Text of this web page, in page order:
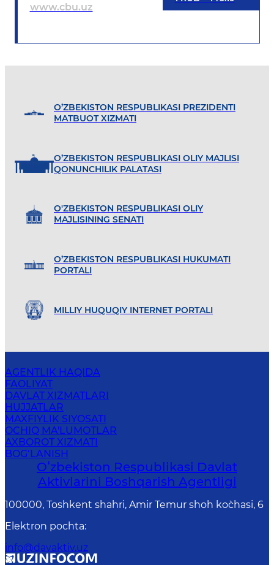
www.cbu.uz
O’ZBEKISTON RESPUBLIKASI PREZIDENTI
MATBUOT XIZMATI
O’ZBEKISTON RESPUBLIKASI OLIY MAJLISI
QONUNCHILIK PALATASI
O'ZBEKISTON RESPUBLIKASI OLIY
MAJLISINING SENATI
O’ZBEKISTON RESPUBLIKASI HUKUMATI
PORTALI
MILLIY HUQUQIY INTERNET PORTALI
AGENTLIK HAQIDA
FAOLIYAT
DAVLAT XIZMATLARI
HUJJATLAR
MAXFIYLIK SIYOSATI
OCHIQ MA'LUMOTLAR
AXBOROT XIZMATI
BOG‘LANISH
Oʻzbekiston Respublikasi Davlat
Aktivlarini Boshqarish Agentligi
100000, Toshkent shahri, Amir Temur shoh ko`chasi, 6
Elektron pochta:
info@davaktiv.uz